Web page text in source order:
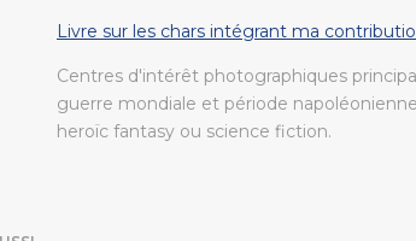
Livre sur les chars intégrant ma
Centres d'intérêt photographiques
guerre mondiale et période
heroïc fantasy ou science fiction.